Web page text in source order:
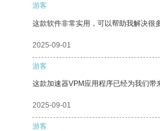
游客
这款软件非常实用，可以帮助我解决很
2025-09-01
游客
这款加速器VPM应用程序已经为我们带
2025-09-01
游客